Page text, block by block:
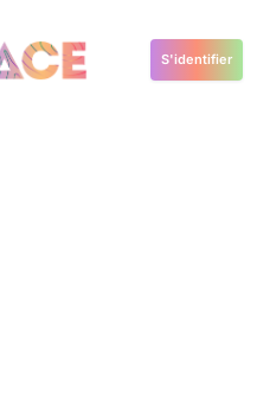
S'identifier